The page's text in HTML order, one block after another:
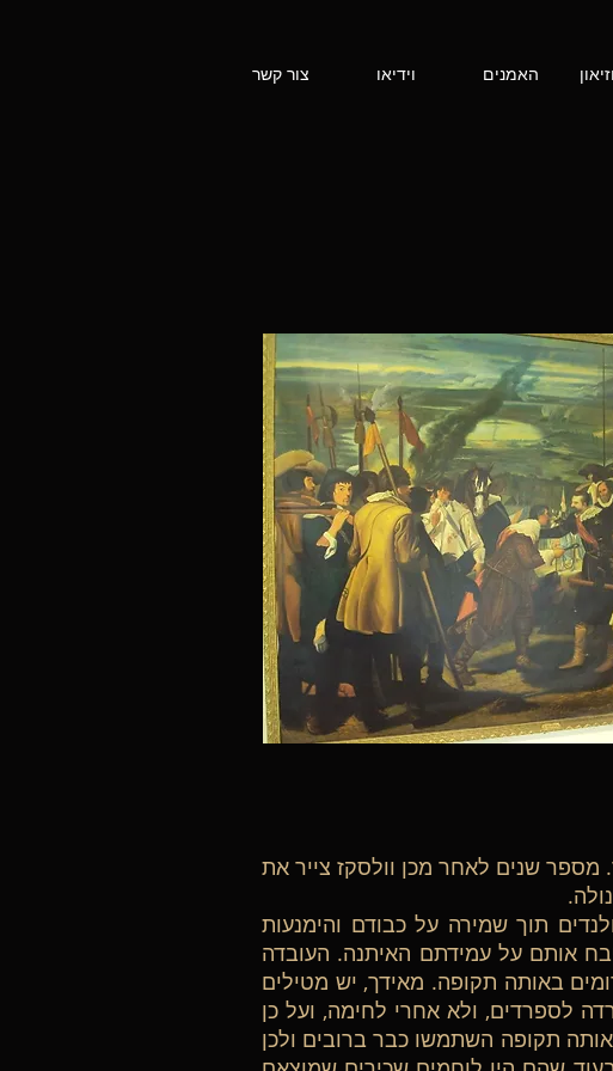
צור קשר וידיאו האמנים
מספר שנים לאחר מכן וולסקז צייר את
תוך שמירה על כבודם והימנעות
אותם על עמידתם האיתנה. העובדה
באותה תקופה. מאידך, יש מטילים
לספרדים, ולא אחרי לחימה, ועל כן
תקופה השתמשו כבר ברובים ולכן